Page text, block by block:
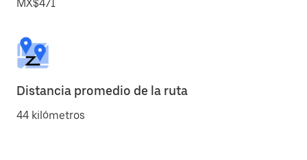
MX$471
Distancia promedio de la ruta
44 kilómetros